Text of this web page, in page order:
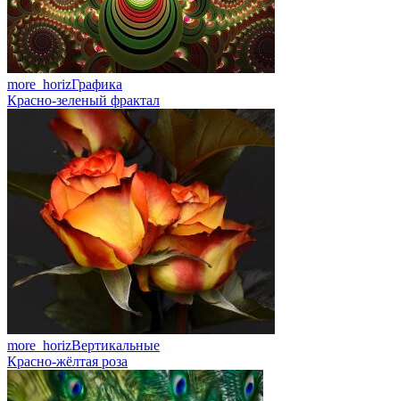
more_horizГрафика
Красно-зеленый фрактал
more_horizВертикальные
Красно-жёлтая роза